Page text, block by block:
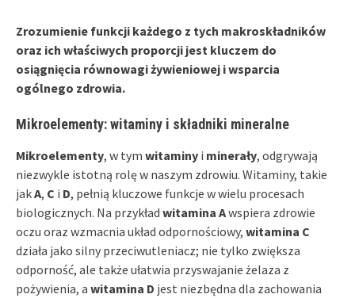
Zrozumienie funkcji każdego z tych makroskładników
oraz ich właściwych proporcji jest kluczem do
osiągnięcia równowagi żywieniowej i wsparcia
ogólnego zdrowia.
Mikroelementy: witaminy i składniki mineralne
Mikroelementy, w tym witaminy i minerały, odgrywają
niezwykle istotną rolę w naszym zdrowiu. Witaminy, takie
jakA, C i D, pełnią kluczowe funkcje w wielu procesach
biologicznych. Na przykład witamina Awspiera zdrowie
oczu oraz wzmacnia układ odpornościowy, witamina C
działa jako silny przeciwutleniacz; nie tylko zwiększa
odporność, ale także ułatwia przyswajanie żelaza z
pożywienia, a witamina D jest niezbędna dla zachowania